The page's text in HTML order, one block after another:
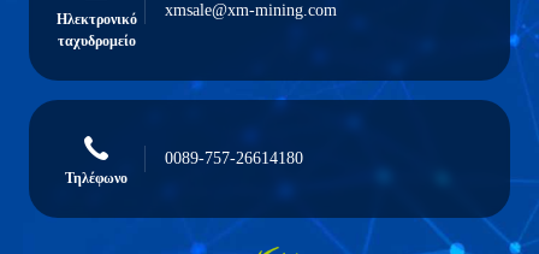
Ηλεκτρονικό
ταχυδρομείο
xmsale@xm-mining.com
Τηλέφωνο
0089-757-26614180